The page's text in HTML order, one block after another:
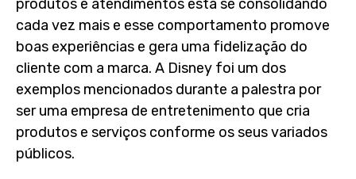
produtos e atendimentos está se consolidando
cada vez mais e esse comportamento promove
boas experiências e gera uma fidelização do
cliente com a marca. A Disney foi um dos
exemplos mencionados durante a palestra por
ser uma empresa de entretenimento que cria
produtos e serviços conforme os seus variados
públicos.